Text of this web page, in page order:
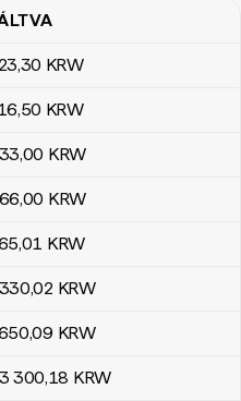
táblázat
,30 KRW
,50 KRW
,00 KRW
,00 KRW
,01 KRW
,02 KRW
,09 KRW
300,18 KRW